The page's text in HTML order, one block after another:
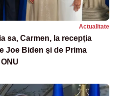
Actualitate
sa, Carmen, la recepţia
Joe Biden şi de Prima